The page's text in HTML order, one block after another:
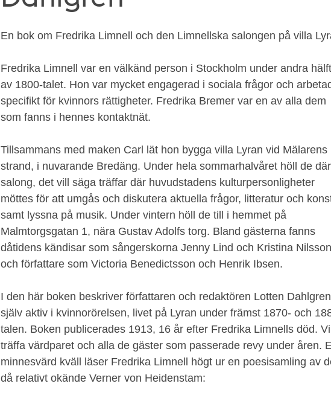
En bok om Fredrika Limnell och den Limnellska salongen på villa
Fredrika Limnell var en välkänd person i Stockholm under andra
av 1800-talet. Hon var mycket engagerad i sociala frågor och
specifikt för kvinnors rättigheter. Fredrika Bremer var en av alla dem
som fanns i hennes kontaktnät.
Tillsammans med maken Carl lät hon bygga villa Lyran vid Mälarens
strand, i nuvarande Bredäng. Under hela sommarhalvåret höll de där
salong, det vill säga träffar där huvudstadens kulturpersonligheter
möttes för att umgås och diskutera aktuella frågor, litteratur och
samt lyssna på musik. Under vintern höll de till i hemmet på
Malmtorgsgatan 1, nära Gustav Adolfs torg. Bland gästerna fanns
dåtidens kändisar som sångerskorna Jenny Lind och Kristina Nilsson
och författare som Victoria Benedictsson och Henrik Ibsen.
I den här boken beskriver författaren och redaktören Lotten
själv aktiv i kvinnorörelsen, livet på Lyran under främst 1870- och
talen. Boken publicerades 1913, 16 år efter Fredrika Limnells död.
träffa värdparet och alla de gäster som passerade revy under åren.
minnesvärd kväll läser Fredrika Limnell högt ur en poesisamling av
då relativt okände Verner von Heidenstam: